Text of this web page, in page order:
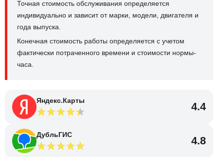
Точная стоимость обслуживания определяется
индивидуально и зависит от марки, модели, двигателя и
года выпуска.
Конечная стоимость работы определяется с учетом
фактически потраченного времени и стоимости нормы-
часа.
Яндекс.Карты 4.4
ДубльГИС 4.8